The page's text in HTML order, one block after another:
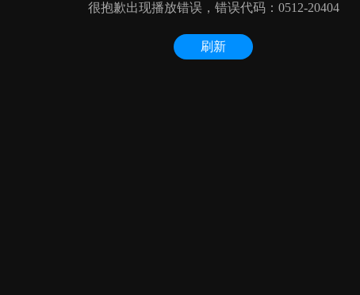
很抱歉出现播放错误，错误代码：0512-20404
刷新